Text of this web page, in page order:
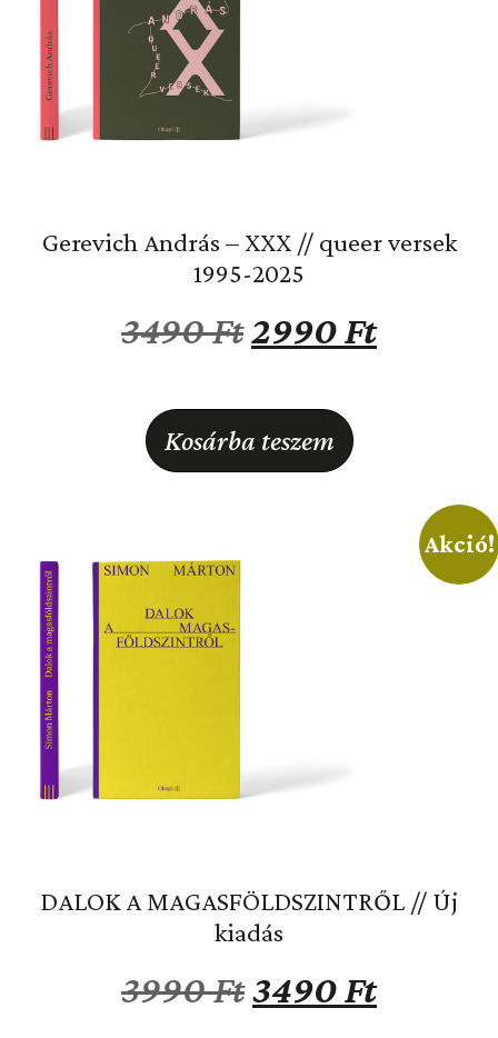
Gerevich András – XXX // queer versek
1995-2025
3490Ft2990Ft
Kosárba teszem
Akció!
DALOK A MAGASFÖLDSZINTRŐL // Új
kiadás
3990Ft3490Ft